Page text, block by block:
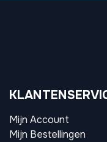
Mijn Account
Mijn Bestellingen